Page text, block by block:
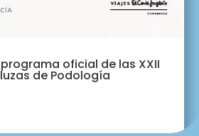
oficial de las XXII
de Podología